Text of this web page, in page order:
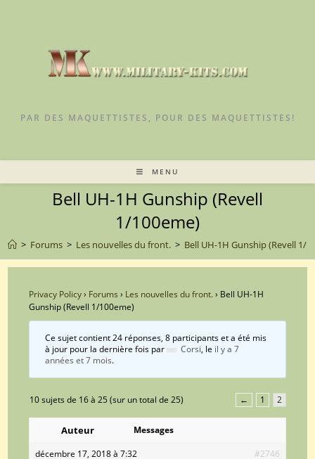
PAR DES MAQUETTISTES, POUR DES MAQUETTISTES!
MENU
Bell UH-1H Gunship (Revell
1/100eme)
> Forums > Les nouvelles du front. > Bell UH-1H Gunship (Revell 1/
Privacy Policy› Forums › Les nouvelles du front.› Bell UH-1H
Gunship (Revell 1/100eme)
Ce sujet contient 24 réponses, 8 participants et a été mis
à jour pour la dernière fois par
Corsi, le il y a 7
années et 7 mois.
10 sujets de 16 à 25 (sur un total de 25) ← 1 2
Auteur
Messages
décembre 17, 2018 à 7:32
#2746